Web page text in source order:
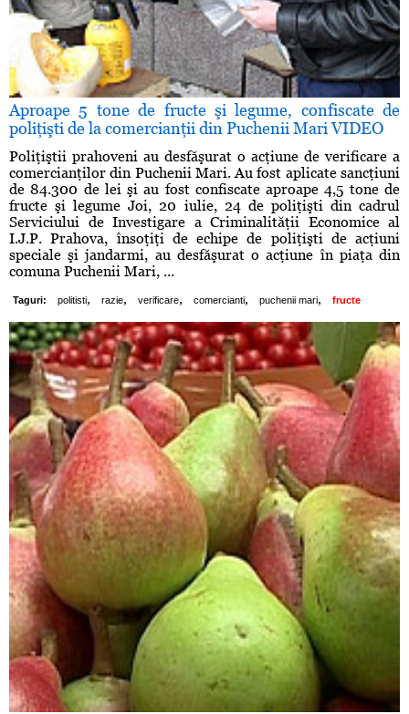
Aproape 5 tone de fructe şi legume, confiscate de
poliţişti de la comercianţii din Puchenii Mari VIDEO
Poliţiştii prahoveni au desfăşurat o acţiune de verificare a
comercianţilor din Puchenii Mari. Au fost aplicate sancţiuni
de 84.300 de lei şi au fost confiscate aproape 4,5 tone de
fructe şi legume Joi, 20 iulie, 24 de poliţişti din cadrul
Serviciului de Investigare a Criminalităţii Economice al
I.J.P. Prahova, însoţiţi de echipe de poliţişti de acţiuni
speciale şi jandarmi, au desfăşurat o acţiune în piaţa din
comuna Puchenii Mari, ...
Taguri: politisti, razie, verificare, comercianti, puchenii mari, fructe